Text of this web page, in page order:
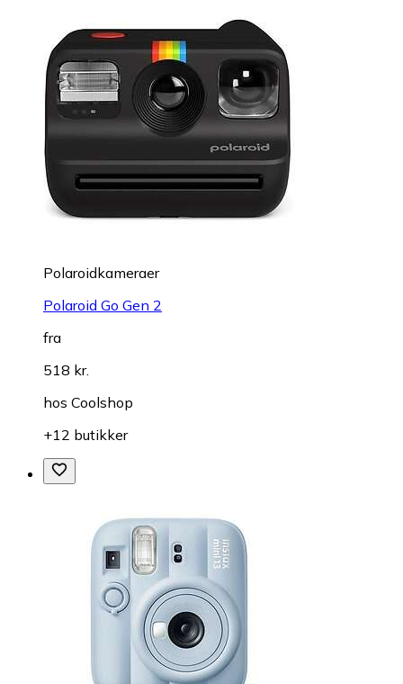
Polaroidkameraer
Polaroid Go Gen 2
fra
518 kr.
hos Coolshop
+12 butikker